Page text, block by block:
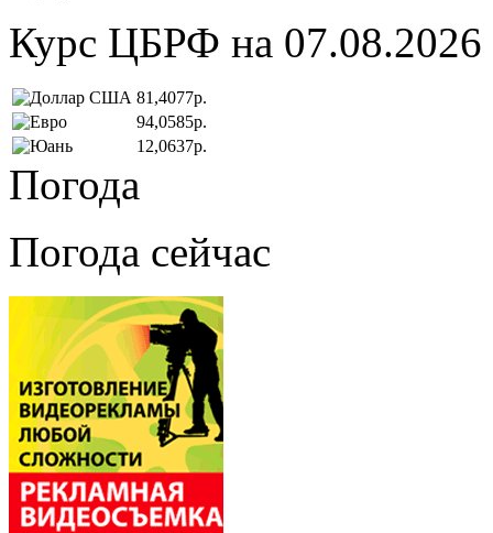
Курс ЦБРФ на 07.08.2026
81,4077р.
94,0585р.
12,0637р.
Погода
Погода сейчас